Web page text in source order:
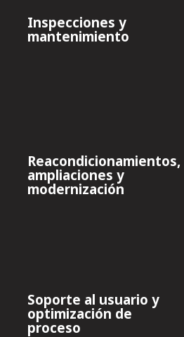
Inspecciones y
mantenimiento
Reacondicionamientos,
ampliaciones y
modernización
Soporte al usuario y
optimización de
proceso